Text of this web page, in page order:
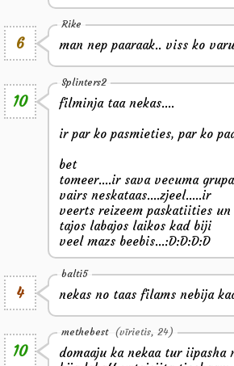
6
Rike
man nep paaraak.. viss ko
10
Splinters2
filminja taa nekas....
ir par ko pasmieties, par ko
bet
tomeer....ir sava vecuma
vairs neskataas....zjeel.....ir
veerts reizeem paskatiities
tajos labajos laikos kad biji
veel mazs beebis...:D:D:D:D
4
balti5
nekas no taas filams nebija
10
methebest (vīrietis, 24)
domaaju ka nekaa tur iipasha